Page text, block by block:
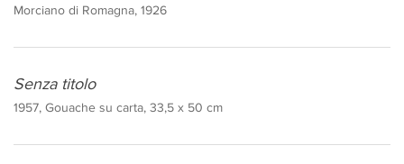
Morciano di Romagna, 1926
Senza titolo
1957, Gouache su carta, 33,5 x 50 cm